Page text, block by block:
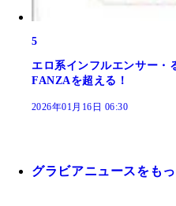
5
エロ系インフルエンサー
FANZAを超える！
2026年01月16日 06:30
グラビアニュースをも